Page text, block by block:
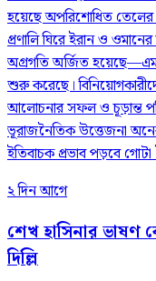
হয়েছে অপরিশোধিত
প্রণালি ঘিরে ইরান ও
অগ্রগতি অর্জিত
শুরু করেছে।
আলোচনার সফল ও চূড়ান্ত
ভূরাজনৈতিক উত্তেজনা
ইতিবাচক প্রভাব পড়বে গোটা
২ দিন আগে
শেখ হাসিনার ভাষণ
দিল্লি